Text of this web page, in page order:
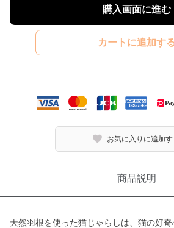
購入画面に進む
カートに追加す
お気に入りに追加す
商品説明
天然羽根を使った猫じゃらしは、猫の好